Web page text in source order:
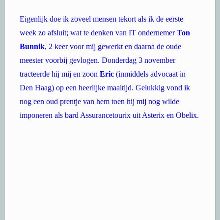
Bunnik, 2 keer voor mij gewerkt en daarna de oude
meester voorbij gevlogen. Donderdag 3 november
tracteerde hij mij en zoonEric(inmiddels advocaat in
Den Haag) op een heerlijke maaltijd.Gelukkig vond ik
nog een oud prentje van hem toen hij mij nog wilde
imponeren als bard Assurancetourix uit Asterix en Obelix.